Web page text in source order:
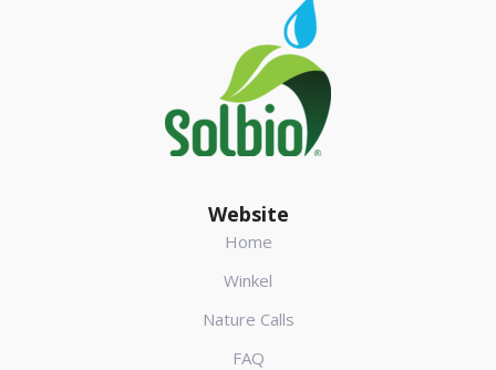
Website
Home
Winkel
Nature Calls
FAQ